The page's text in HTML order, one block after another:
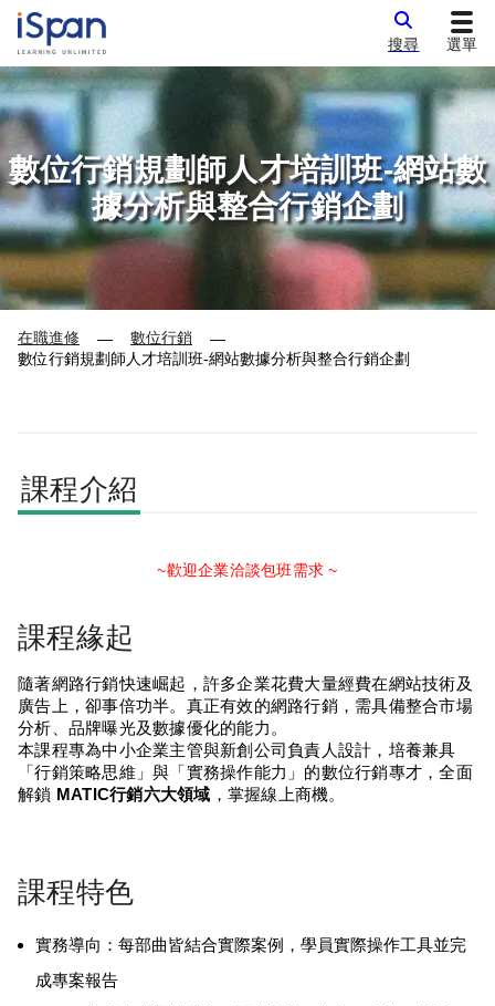
搜尋 選單
數位行銷規劃師人才培訓班-網站數
據分析與整合行銷企劃
在職進修 — 數位行銷
—
數位行銷規劃師人才培訓班-網站數據分析與整合行銷企劃
課程介紹
~歡迎企業洽談包班需求 ~
課程緣起
隨著網路行銷快速崛起，許多企業花費大量經費在網站技術及
廣告上，卻事倍功半。真正有效的網路行銷，需具備整合市場
分析、品牌曝光及數據優化的能力。
本課程專為中小企業主管與新創公司負責人設計，培養兼具
「行銷策略思維」與「實務操作能力」的數位行銷專才，全面
解鎖 MATIC行銷六大領域 ，掌握線上商機。
課程特色
實務導向：每部曲皆結合實際案例，學員實際操作工具並完
成專案報告